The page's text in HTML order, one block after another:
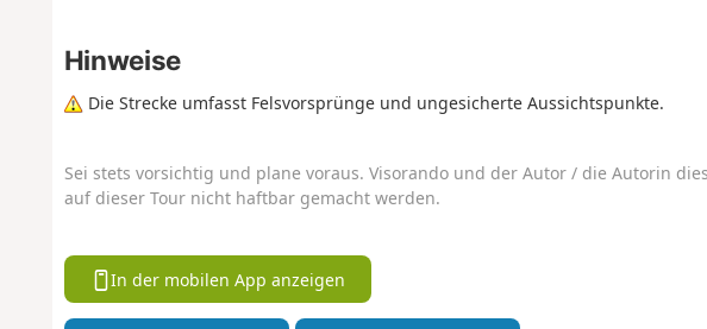
Hinweise
Die Strecke umfasst Felsvorsprünge und ungesicherte Aussichtspunkte.
Sei stets vorsichtig und plane voraus. Visorando und der Autor / die Autorin
auf dieser Tour nicht haftbar gemacht werden.
In der mobilen App anzeigen